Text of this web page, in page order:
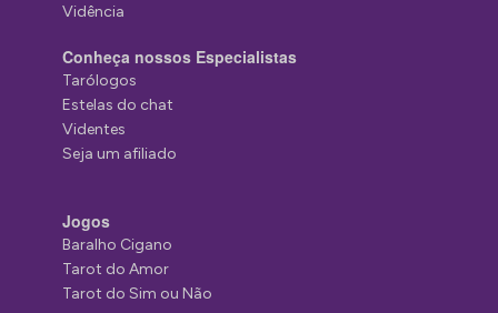
Vidência
Conheça nossos Especialistas
Tarólogos
Estelas do chat
Videntes
Seja um afiliado
Jogos
Baralho Cigano
Tarot do Amor
Tarot do Sim ou Não